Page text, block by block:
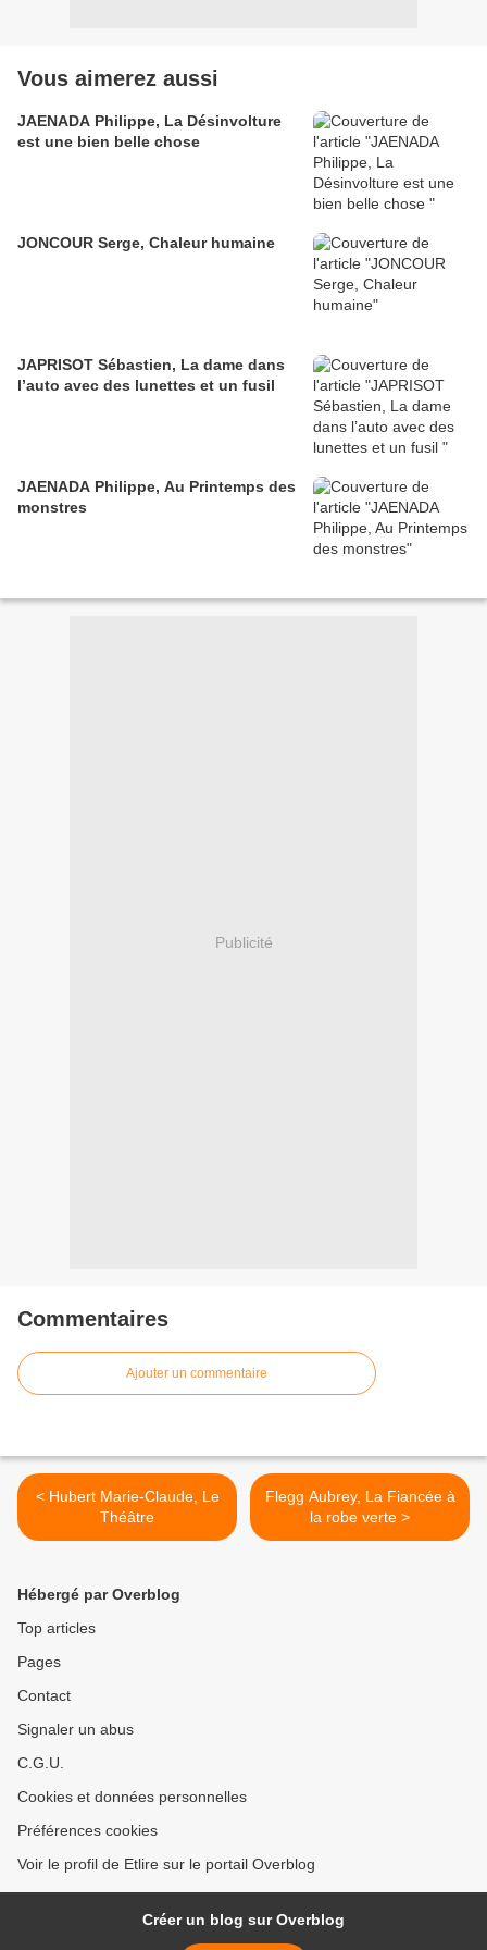
Vous aimerez aussi
JAENADA Philippe, La Désinvolture
est une bien belle chose
JONCOUR Serge, Chaleur humaine
JAPRISOT Sébastien, La dame dans
l’auto avec des lunettes et un fusil
JAENADA Philippe, Au Printemps des
monstres
Publicité
Commentaires
Ajouter un commentaire
< Hubert Marie-Claude, Le
Théâtre
Flegg Aubrey, La Fiancée à
la robe verte >
Hébergé par Overblog
Top articles
Pages
Contact
Signaler un abus
C.G.U.
Cookies et données personnelles
Préférences cookies
Voir le profil de Etlire sur le portail Overblog
Créer un blog sur Overblog